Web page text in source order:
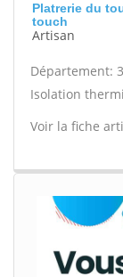
Platrerie du
touch
Artisan
Département:
Isolation
Voir la fiche